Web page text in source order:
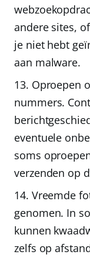
andere sites,
je niet hebt
aan malware.
Oproepen
nummers.
eventuele
soms
verzenden op
Vreemde
genomen. In
kunnen
zelfs op